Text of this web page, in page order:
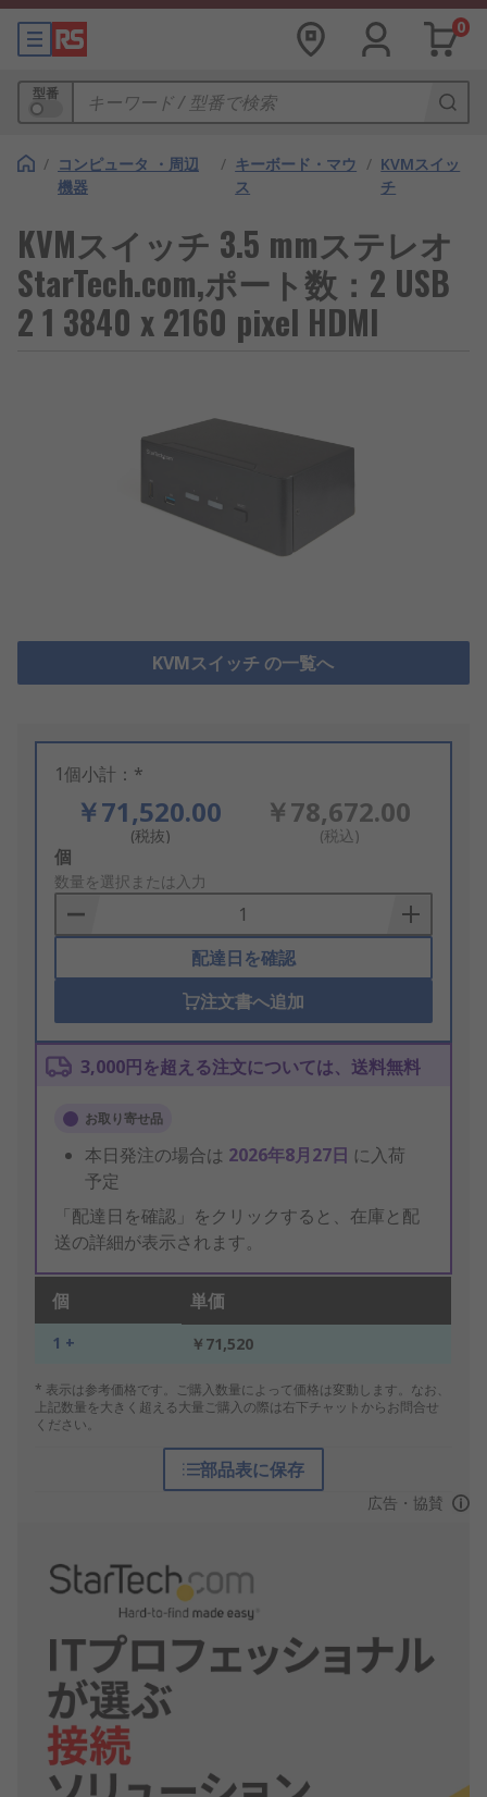
0
型番
/ コンピュータ ・周辺
機器
/ キーボード・マウ
ス
/ KVMスイッ
チ
KVMスイッチ 3.5 mmステレオ
StarTech.com,ポート数：2 USB
2 1 3840 x 2160 pixel HDMI
KVMスイッチ の一覧へ
1個小計：*
￥71,520.00
(税抜)
￥78,672.00
(税込)
Add
to
Basket
個
数量を選択または入力
配達日を確認
注文書へ追加
3,000円を超える注文については、送料無料
お取り寄せ品
本日発注の場合は 2026年8月27日 に入荷
予定
「配達日を確認」をクリックすると、在庫と配
送の詳細が表示されます。
個 単価
1 + ￥71,520
* 表示は参考価格です。ご購入数量によって価格は変動します。なお、
上記数量を大きく超える大量ご購入の際は右下チャットからお問合せ
ください。
部品表に保存
広告・協賛